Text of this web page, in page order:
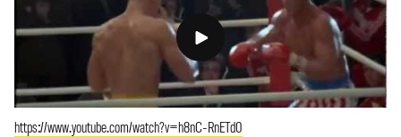
https://www.youtube.com/watch?v=h8nC-RnETd0